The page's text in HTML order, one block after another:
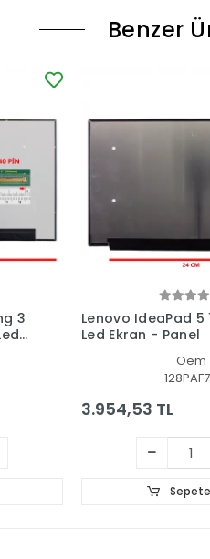
Benzer
3
Lenovo IdeaPad 5
Led Ekran - Panel
Oem
3.954,53 TL